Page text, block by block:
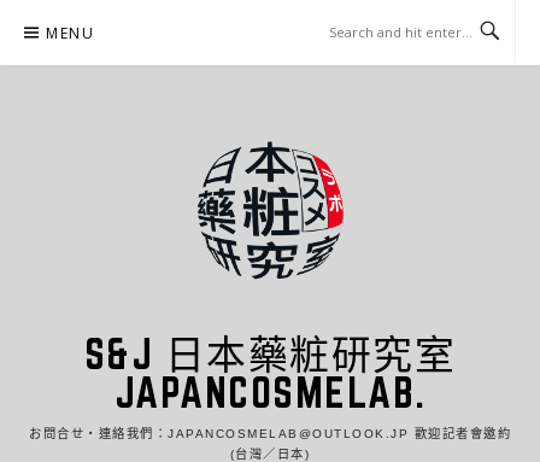
content
MENU
S&J 日本藥粧研究室
JAPANCOSMELAB.
お問合せ・連絡我們：JAPANCOSMELAB@OUTLOOK.JP 歡迎記者會邀約
(台灣／日本)